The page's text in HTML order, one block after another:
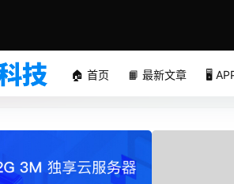
🏠 首页 📙 最新文章 🖥️